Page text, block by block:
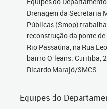
Drenagem da Secretaria
Públicas (Smop)
reconstrução da ponte
Rio Passaúna, na Rua
bairro Orleans. Curitiba,
Ricardo Marajó/SMCS
Equipes do